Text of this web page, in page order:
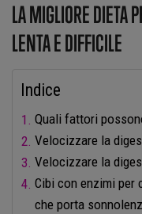
LA MIGLIORE DIETA
LENTA E DIFFICILE
Indice
Quali fattori
Velocizzare la
Velocizzare la
Cibi con enzimi per
che porta